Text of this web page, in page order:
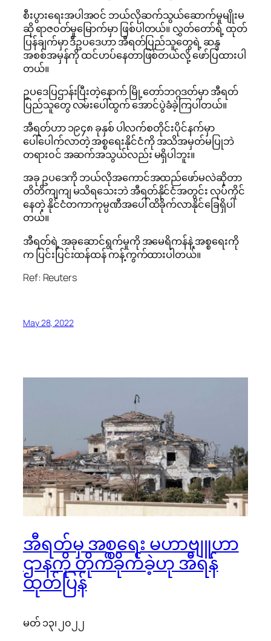
စီးပွားရေးအပါအ၀င် ဘယ်လိုဆက်သွယ်ဆောက်မှုမျိုးမ
ဆို ရာဇ၀တ်မှုမြောက်မှာ ဖြစ်ပါတယ်။ လွှတ်တော်ရဲ့ ထုတ်
ပြန်ချက်မှာ ဒီဥပဒေဟာ အီရတ်ပြည်သူတွေရဲ့ ဆန္ဒ
အစစ်အမှန်ကို ထင်ဟပ်နေတာဖြစ်တယ်လို့ ဖော်ပြထားပါ
တယ်။
ဥပဒေပြဌာန်းပြီးတဲ့နောက် မြို့တော်ဘဂ္ဂဒတ်မှာ အီရတ်
ပြည်သူတွေ လမ်းပေါ်ထွက် အောင်ပွဲခံခဲ့ကြပါတယ်။
အီရတ်ဟာ ၁၉၄၈ ခုနှစ် ပါလက်စတိုင်းပိုင်နက်မှာ
ပေါ်ပေါက်လာတဲ့ အစ္စရေးနိုင်ငံကို အသိအမှတ်မပြုဘဲ
တရား၀င် အဆက်အသွယ်လည်း မရှိပါဘူး။
အခု ဥပဒေကို ဘယ်လိုအကောင်အထည်ဖော်မလဲဆိုတာ
တိတိကျကျ မသိရသေးဘဲ အီရတ်နိုင်ငံအတွင်း လုပ်ကိုင်
နေတဲ့ နိုင်ငံတကာကုမ္ပဏီအပေါ် ထိခိုက်လာနိုင်ခြေရှိပါ
တယ်။
အီရတ်ရဲ့ အခုဆောင်ရွက်မှုကို အမေရိကန်နဲ့ အစ္စရေးကို
က ပြင်းပြင်းထန်ထန် ကန့်ကွက်ထားပါတယ်။
Ref: Reuters
May 28, 2022
အီရတ်မှ အစ္စရေး မဟာဗျူဟာ
ဌာနကို တိုက်ခိုက်ခဲ့ဟု အီရန်
ထုတ်ပြန်
မတ် ၁၃၊ ၂၀၂၂